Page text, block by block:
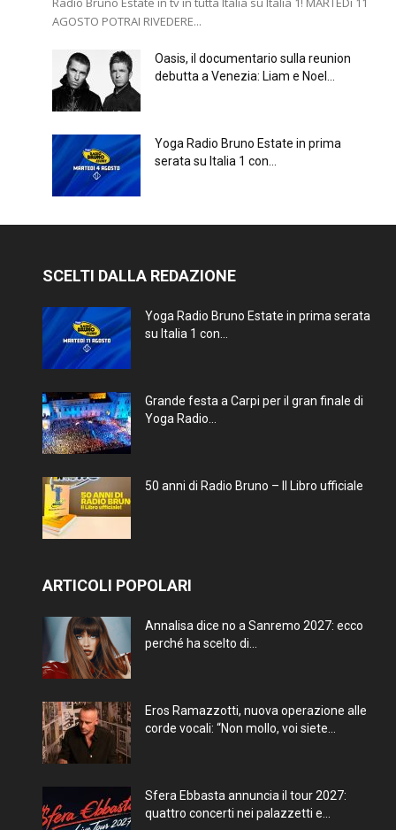
AGOSTO POTRAI RIVEDERE...
Oasis, il documentario sulla reunion
debutta a Venezia: Liam e Noel...
Yoga Radio Bruno Estate in prima
serata su Italia 1 con...
SCELTI DALLA REDAZIONE
Yoga Radio Bruno Estate in prima serata
su Italia 1 con...
Grande festa a Carpi per il gran finale di
Yoga Radio...
50 anni di Radio Bruno – Il Libro ufficiale
ARTICOLI POPOLARI
Annalisa dice no a Sanremo 2027: ecco
perché ha scelto di...
Eros Ramazzotti, nuova operazione alle
corde vocali: “Non mollo, voi siete...
Sfera Ebbasta annuncia il tour 2027:
quattro concerti nei palazzetti e...